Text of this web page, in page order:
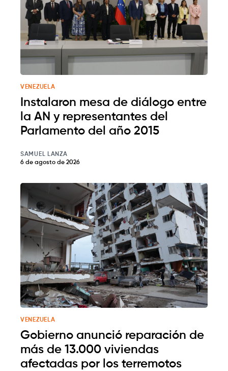
VENEZUELA
Instalaron mesa de diálogo entre
la AN y representantes del
Parlamento del año 2015
SAMUEL LANZA
6 de agosto de 2026
VENEZUELA
Gobierno anunció reparación de
más de 13.000 viviendas
afectadas por los terremotos